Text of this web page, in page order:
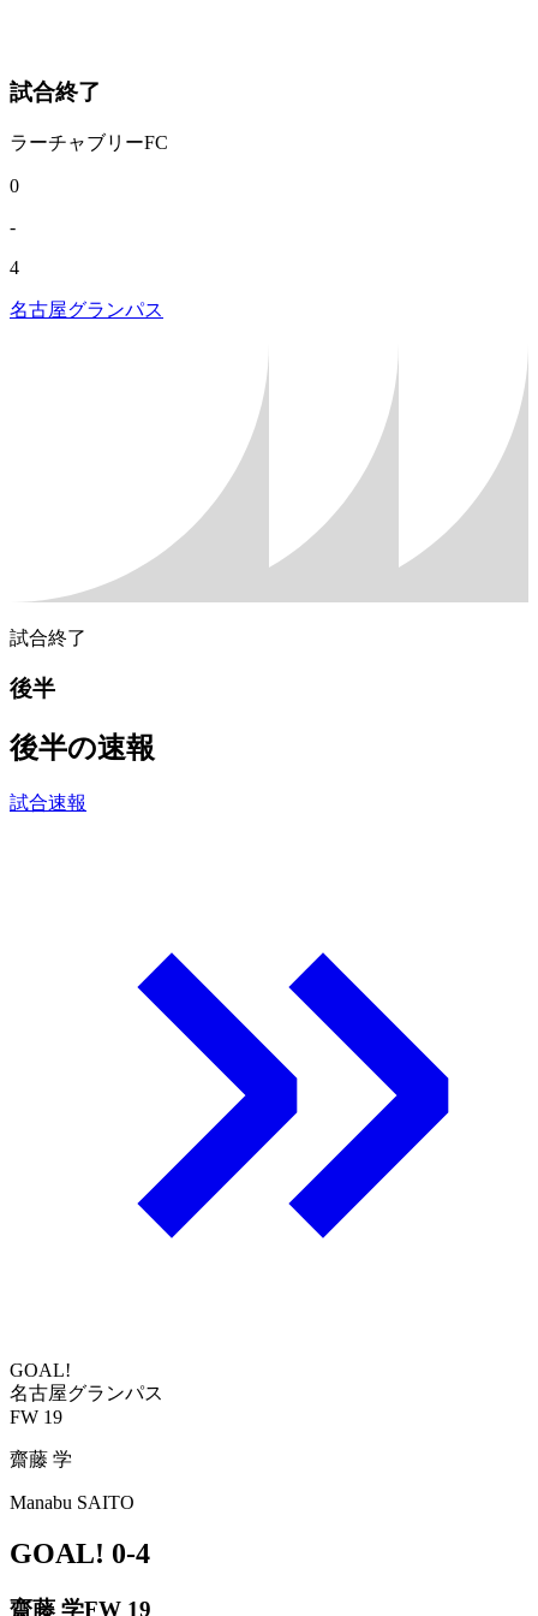
試合終了
ラーチャブリーFC
0
-
4
名古屋グランパス
試合終了
後半
後半の速報
試合速報
GOAL!
名古屋グランパス
FW 19
齋藤 学
Manabu SAITO
GOAL! 0-4
齋藤 学FW 19